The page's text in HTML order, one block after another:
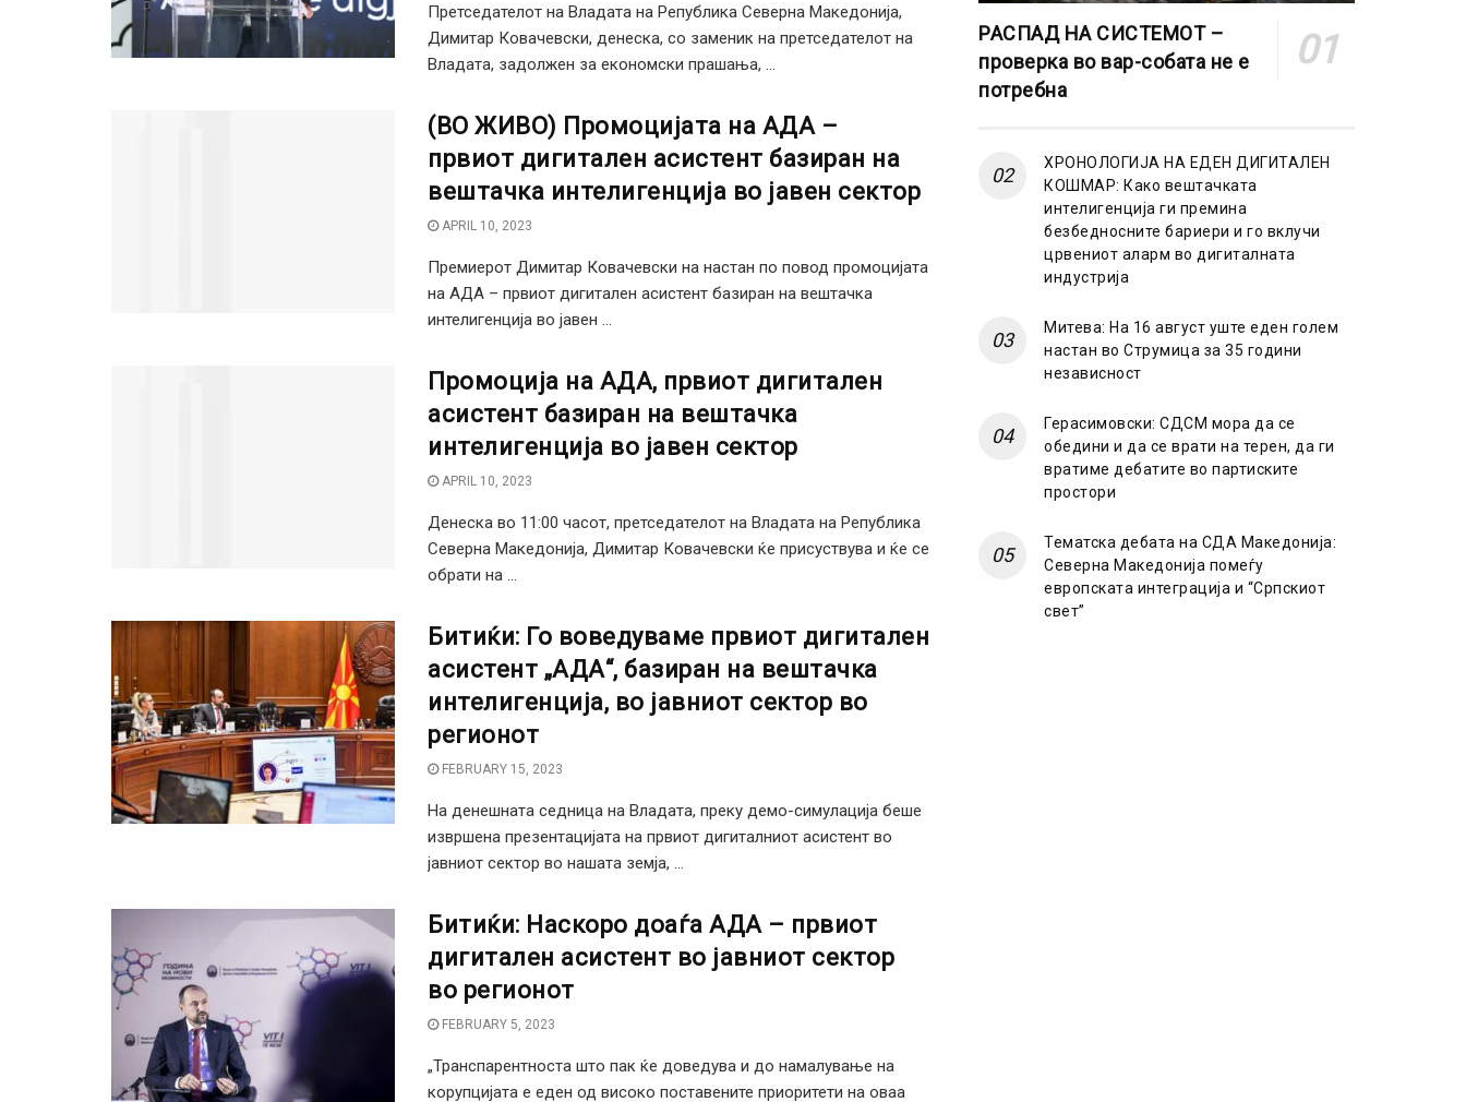
Претседателот на Владата на Република Северна Македонија,
Димитар Ковачевски, денеска, со заменик на претседателот на
Владата, задолжен за економски прашања, ...
(ВО ЖИВО) Промоцијата на АДА –
првиот дигитален асистент базиран на
вештачка интелигенција во јавен сектор
APRIL 10, 2023
Премиерот Димитар Ковачевски на настан по повод промоцијата
на АДА – првиот дигитален асистент базиран на вештачка
интелигенција во јавен ...
Промоција на АДА, првиот дигитален
асистент базиран на вештачка
интелигенција во јавен сектор
APRIL 10, 2023
Денеска во 11:00 часот, претседателот на Владата на Република
Северна Македонија, Димитар Ковачевски ќе присуствува и ќе се
обрати на ...
Битиќи: Го воведуваме првиот дигитален
асистент „АДА“, базиран на вештачка
интелигенција, во јавниот сектор во
регионот
FEBRUARY 15, 2023
На денешната седница на Владата, преку демо-симулација беше
извршена презентацијата на првиот дигиталниот асистент во
јавниот сектор во нашата земја, ...
Битиќи: Наскоро доаѓа АДА – првиот
дигитален асистент во јавниот сектор
во регионот
FEBRUARY 5, 2023
„Транспарентноста што пак ќе доведува и до намалување на
корупцијата е еден од високо поставените приоритети на оваа
РАСПАД НА СИСТЕМОТ –
проверка во вар-собата не е
потребна
ХРОНОЛОГИЈА НА ЕДЕН ДИГИТАЛЕН
КОШМАР: Како вештачката
интелигенција ги премина
безбедносните бариери и го вклучи
црвениот аларм во дигиталната
индустрија
Митева: На 16 август уште еден голем
настан во Струмица за 35 години
независност
Герасимовски: СДСМ мора да се
обедини и да се врати на терен, да ги
вратиме дебатите во партиските
простори
Тематска дебата на СДА Македонија:
Северна Македонија помеѓу
европската интеграција и “Српскиот
свет”